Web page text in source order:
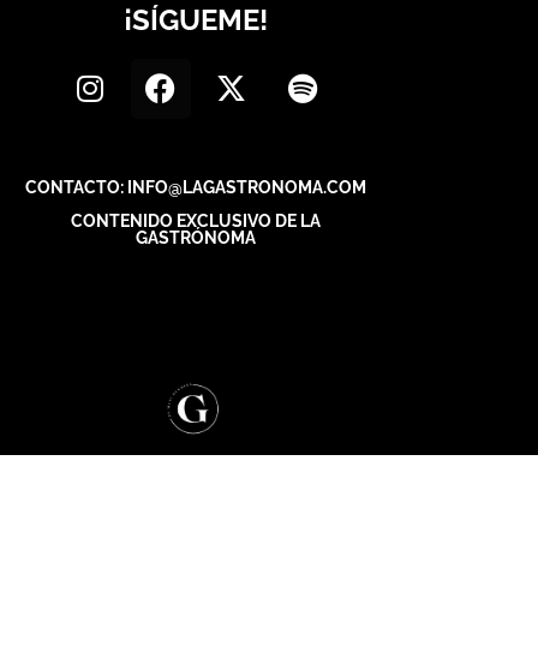
¡SÍGUEME!
CONTACTO: INFO@LAGASTRONOMA.COM
CONTENIDO EXCLUSIVO DE LA
GASTRÓNOMA